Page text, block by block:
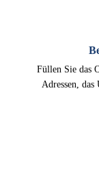
Füllen Sie das
Adressen, das